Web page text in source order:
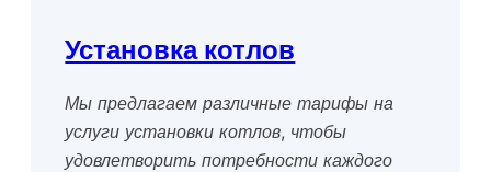
Установка котлов
Мы предлагаем различные тарифы на
услуги установки котлов, чтобы
удовлетворить потребности каждого